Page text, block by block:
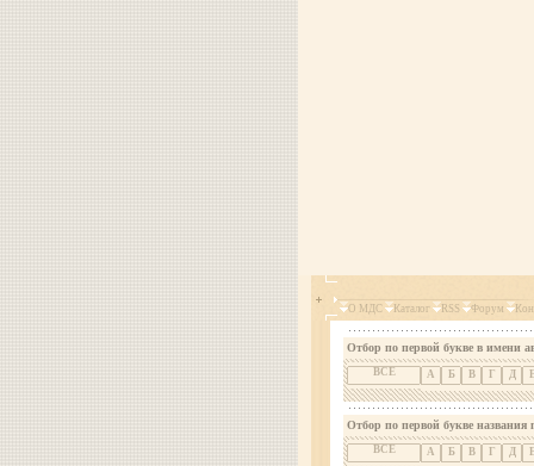
О МДС Каталог RSS Форум
Отбор по первой букве в имени
ВСЕ А Б В Г Д
Отбор по первой букве названия
ВСЕ А Б В Г Д